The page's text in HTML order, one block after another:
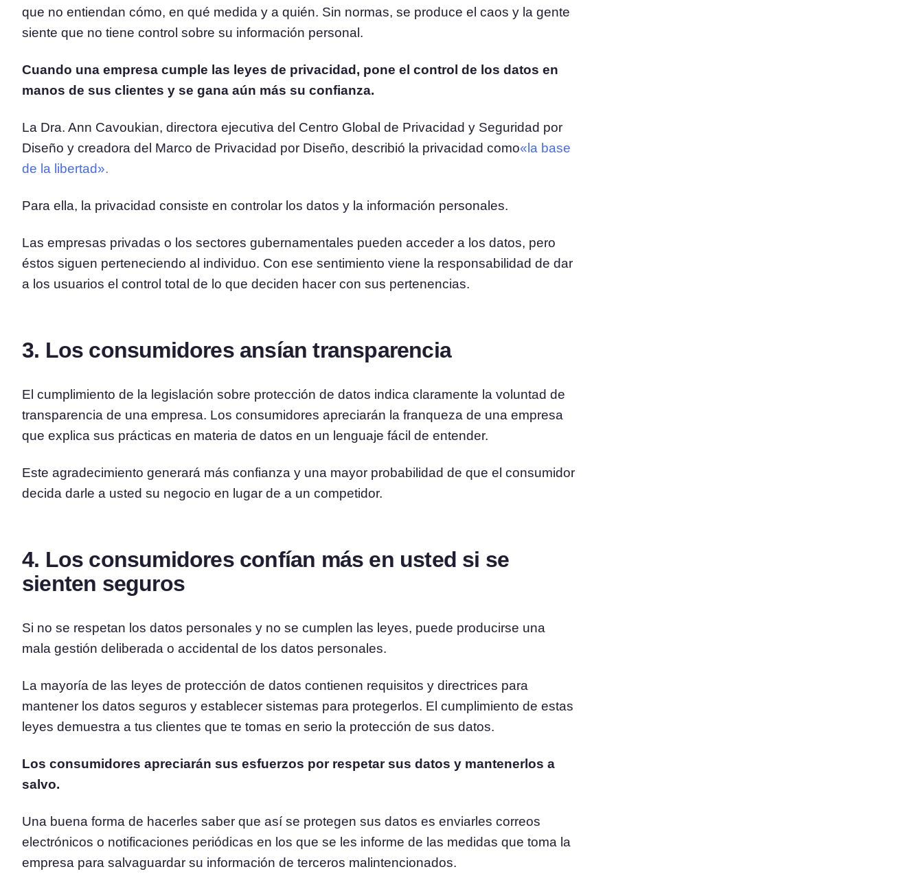
que no entiendan cómo, en qué medida y a quién. Sin normas, se produce el caos y la gente
siente que no tiene control sobre su información personal.
Cuando una empresa cumple las leyes de privacidad, pone el control de los datos en
manos de sus clientes y se gana aún más su confianza.
La Dra. Ann Cavoukian, directora ejecutiva del Centro Global de Privacidad y Seguridad por
Diseño y creadora del Marco de Privacidad por Diseño, describió la privacidad como«la base
de la libertad».
Para ella, la privacidad consiste en controlar los datos y la información personales.
Las empresas privadas o los sectores gubernamentales pueden acceder a los datos, pero
éstos siguen perteneciendo al individuo. Con ese sentimiento viene la responsabilidad de dar
a los usuarios el control total de lo que deciden hacer con sus pertenencias.
3. Los consumidores ansían transparencia
El cumplimiento de la legislación sobre protección de datos indica claramente la voluntad de
transparencia de una empresa. Los consumidores apreciarán la franqueza de una empresa
que explica sus prácticas en materia de datos en un lenguaje fácil de entender.
Este agradecimiento generará más confianza y una mayor probabilidad de que el consumidor
decida darle a usted su negocio en lugar de a un competidor.
4. Los consumidores confían más en usted si se
sienten seguros
Si no se respetan los datos personales y no se cumplen las leyes, puede producirse una
mala gestión deliberada o accidental de los datos personales.
La mayoría de las leyes de protección de datos contienen requisitos y directrices para
mantener los datos seguros y establecer sistemas para protegerlos. El cumplimiento de estas
leyes demuestra a tus clientes que te tomas en serio la protección de sus datos.
Los consumidores apreciarán sus esfuerzos por respetar sus datos y mantenerlos a
salvo.
Una buena forma de hacerles saber que así se protegen sus datos es enviarles correos
electrónicos o notificaciones periódicas en los que se les informe de las medidas que toma la
empresa para salvaguardar su información de terceros malintencionados.